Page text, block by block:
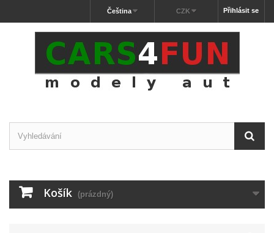
Přihlásit se
CZK
Čeština
Košík (prázdný)